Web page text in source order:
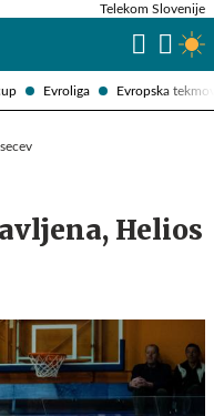
Evroliga Evropska
Telekom Slovenije
Helios